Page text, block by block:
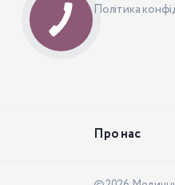
Політика
Про нас